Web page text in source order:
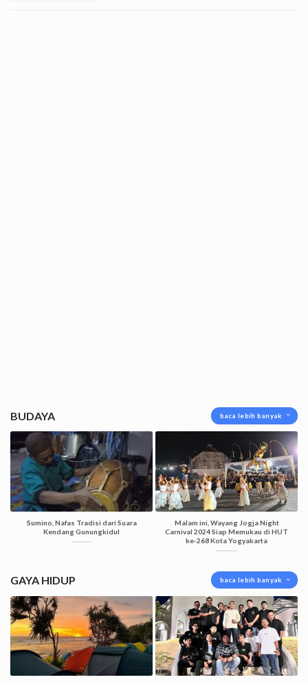
BUDAYA baca lebih banyak
Sumino, Nafas Tradisi dari Suara
Kendang Gunungkidul
Malam ini, Wayang Jogja Night
Carnival 2024 Siap Memukau di HUT
ke-268 Kota Yogyakarta
GAYA HIDUP baca lebih banyak